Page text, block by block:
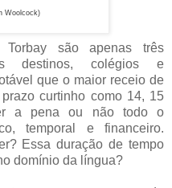
Woolcock)
Torbay são apenas três
destinos, colégios e
que o maior receio de
curtinho como 14, 15
a pena ou não todo o
temporal e financeiro.
Essa duração de tempo
domínio da língua?